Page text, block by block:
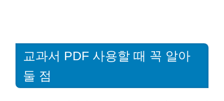
교과서 PDF 사용할 때 꼭 알아
둘 점